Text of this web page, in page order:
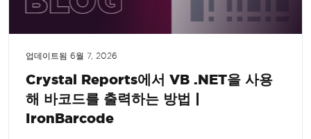
업데이트됨 6월 7, 2026
Crystal Reports에서 VB .NET을 사용
해 바코드를 출력하는 방법 |
IronBarcode